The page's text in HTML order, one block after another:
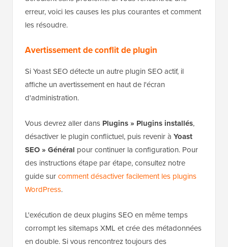
erreur, voici les causes les plus courantes et comment
les résoudre.
Avertissement de conflit de plugin
Si Yoast SEO détecte un autre plugin SEO actif, il
affiche un avertissement en haut de l'écran
d'administration.
Vous devrez aller dans Plugins » Plugins installés,
désactiver le plugin conflictuel, puis revenir à Yoast
SEO » Général pour continuer la configuration. Pour
des instructions étape par étape, consultez notre
guide surcomment désactiver facilement les plugins
WordPress.
L'exécution de deux plugins SEO en même temps
corrompt les sitemaps XML et crée des métadonnées
en double. Si vous rencontrez toujours des